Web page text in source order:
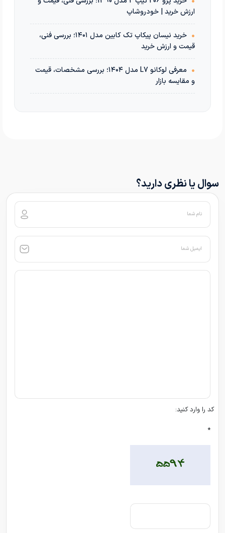
ارزش خرید | خودروشاپ
•
خرید نیسان پیکاپ تک کابین مدل ۱۴۰۱؛ بررسی فنی،
قیمت و ارزش خرید
•
معرفی لوکانو L7 مدل ۱۴۰۴؛ بررسی مشخصات، قیمت
و مقایسه بازار
سوال یا نظری دارید؟
نام شما
ایمیل شما
کد را وارد کنید:
*